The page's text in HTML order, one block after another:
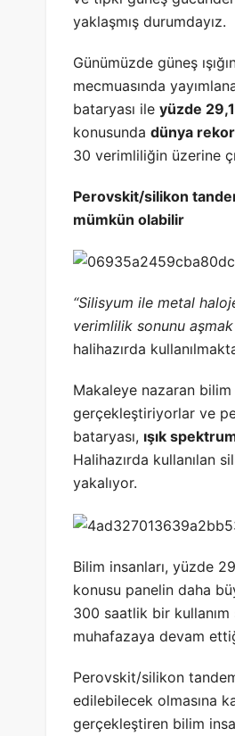
yaklaşmış durumdayız.
Günümüzde güneş
mecmuasında
bataryası ile yüzde
konusunda dünya
30 verimliliğin üzerine
Perovskit/silikon
mümkün olabilir
“Silisyum ile metal
verimlilik sonunu
halihazırda
Makaleye nazaran
gerçekleştiriyorlar ve
bataryası, ışık
Halihazırda kullanılan
yakalıyor.
Bilim insanları, yüzde
konusu panelin daha
300 saatlik bir kullanım
muhafazaya devam
Perovskit/silikon
edilebilecek olmasına
gerçekleştiren bilim